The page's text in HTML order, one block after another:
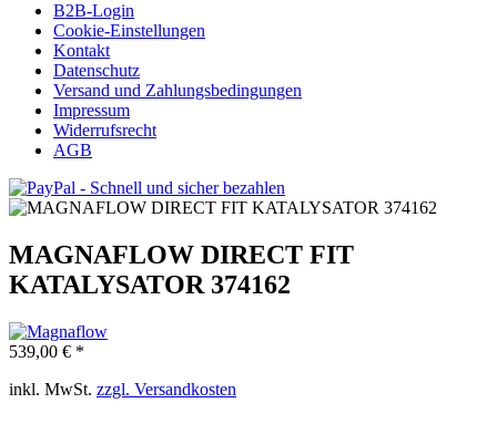
B2B-Login
Cookie-Einstellungen
Kontakt
Datenschutz
Versand und Zahlungsbedingungen
Impressum
Widerrufsrecht
AGB
MAGNAFLOW DIRECT FIT
KATALYSATOR 374162
539,00 € *
inkl. MwSt. zzgl. Versandkosten